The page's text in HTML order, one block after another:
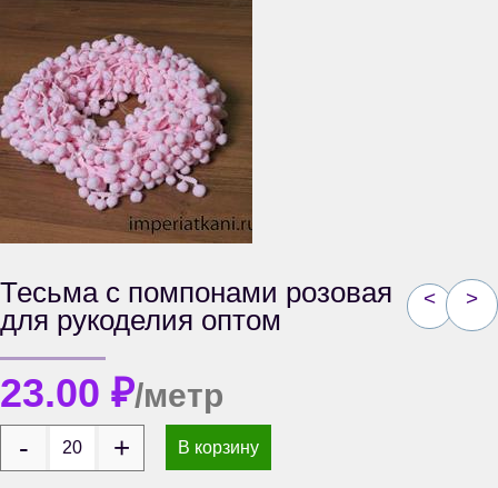
< >
Тесьма с помпонами розовая
для рукоделия оптом
23.00 ₽/метр
В корзину